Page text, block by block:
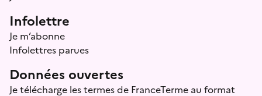
Infolettre
Je m’abonne
Infolettres parues
Données ouvertes
Je télécharge les termes de FranceTerme au format